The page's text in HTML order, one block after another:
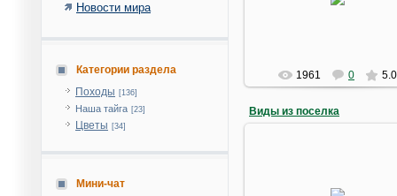
Новости мира
Категории раздела
Походы [136]
Наша тайга [23]
Цветы [34]
Мини-чат
1961 0 5.0
Виды из поселка